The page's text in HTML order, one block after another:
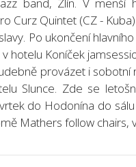
Curz Quintet (CZ -
Po ukončení
hotelu Koníček
provázet i
Slunce. Zde se
do Hodonína do
Mathers follow chairs,